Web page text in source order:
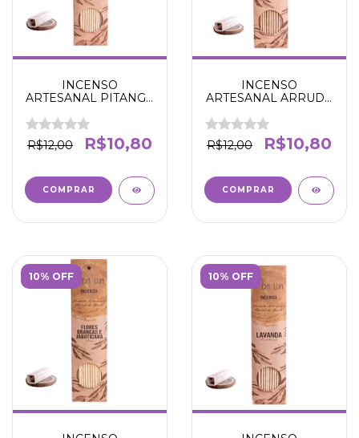
INCENSO
ARTESANAL PITANGA
SEGURANÇA E AMOR
PRÓPRIO -N' DA LUA
R$12,00 R$10,80
INCENSO
ARTESANAL ARRUDA
PURIFICAÇÃO - N' DA
LUA
R$12,00 R$10,80
10% OFF 10% OFF